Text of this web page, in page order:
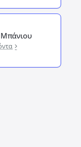
Μπάνιου